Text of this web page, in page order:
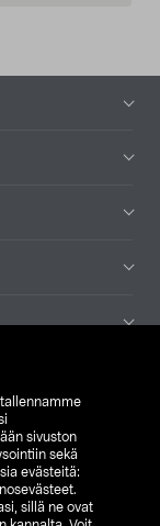
sivuston
sekä
evästeitä:
sillä ne ovat